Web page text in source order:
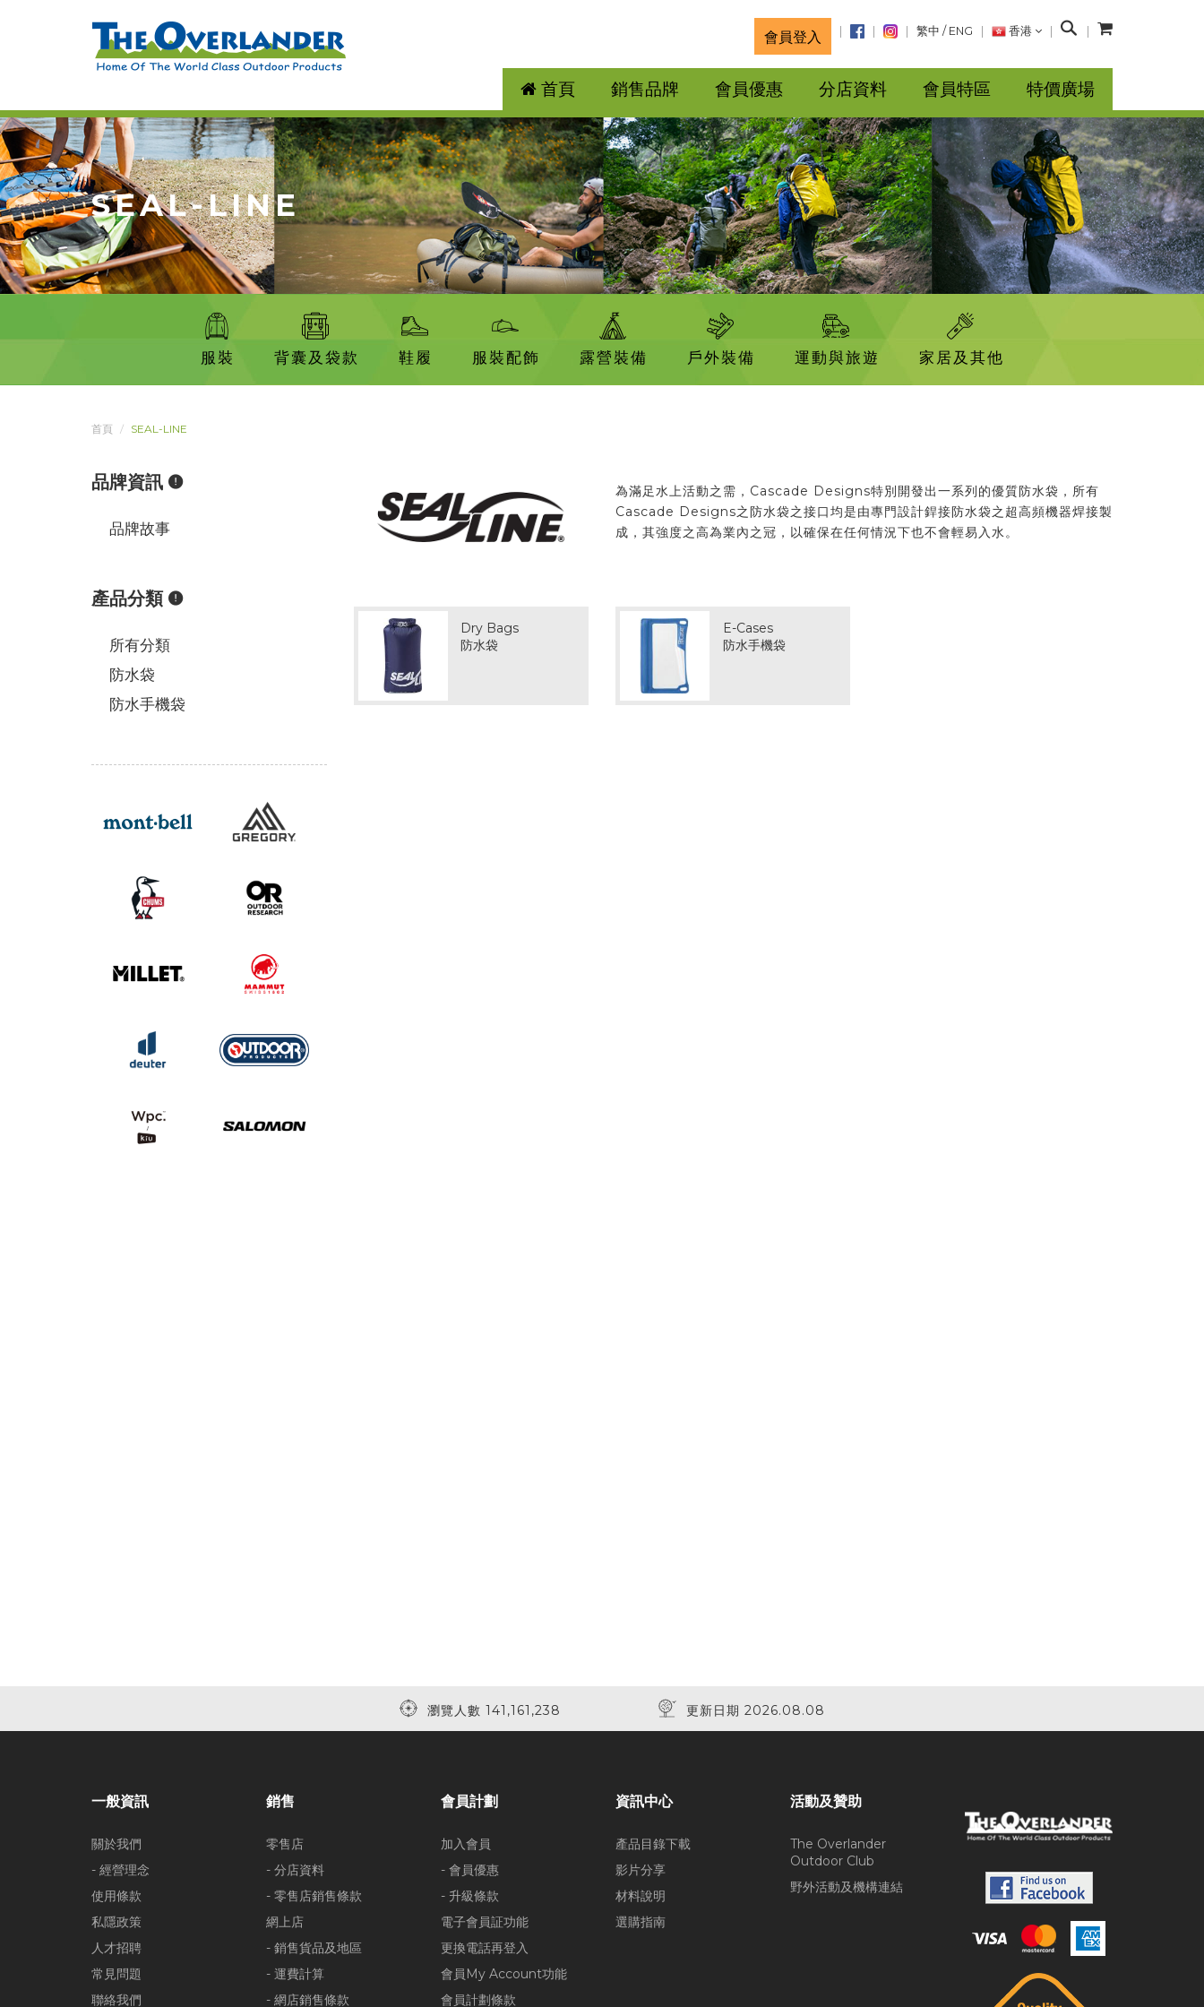
會員登入 繁中 / ENG 香港
搜
首頁 銷售品牌 會員優惠 分店資料 會員特區 特價廣場
SEAL-LINE
服裝 背囊及袋款 鞋履 服裝配飾 露營裝備 戶外裝備 運動與旅遊 家居及其他
首頁 SEAL-LINE
為滿足水上活動之需，Cascade Designs特別開發出一系列的優質防水袋，所有
Cascade Designs之防水袋之接口均是由專門設計銲接防水袋之超高頻機器焊接製
成，其強度之高為業內之冠，以確保在任何情況下也不會輕易入水。
Dry Bags
防水袋
E-Cases
防水手機袋
品牌資訊
品牌故事
產品分類
所有分類
防水袋
防水手機袋
瀏覽人數 141,161,238 更新日期 2026.08.08
一般資訊
關於我們
- 經營理念
使用條款
私隱政策
人才招聘
常見問題
聯絡我們
銷售
零售店
- 分店資料
- 零售店銷售條款
網上店
- 銷售貨品及地區
- 運費計算
- 網店銷售條款
會員計劃
加入會員
- 會員優惠
- 升級條款
電子會員証功能
更換電話再登入
會員My Account功能
會員計劃條款
資訊中心
產品目錄下載
影片分享
材料說明
選購指南
活動及贊助
The Overlander
Outdoor Club
野外活動及機構連結